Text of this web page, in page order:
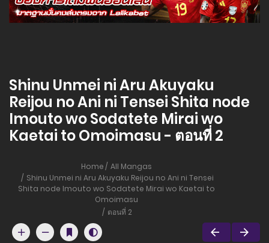
Shinu Unmei ni Aru Akuyaku
Reijou no Ani ni Tensei Shita node
Imouto wo Sodatete Mirai wo
Kaetai to Omoimasu - ตอนที่ 2
Home
All Mangas
Shinu Unmei ni Aru Akuyaku Reijou no Ani ni Tensei
Shita node Imouto wo Sodatete Mirai wo Kaetai to
Omoimasu
ตอนที่ 2